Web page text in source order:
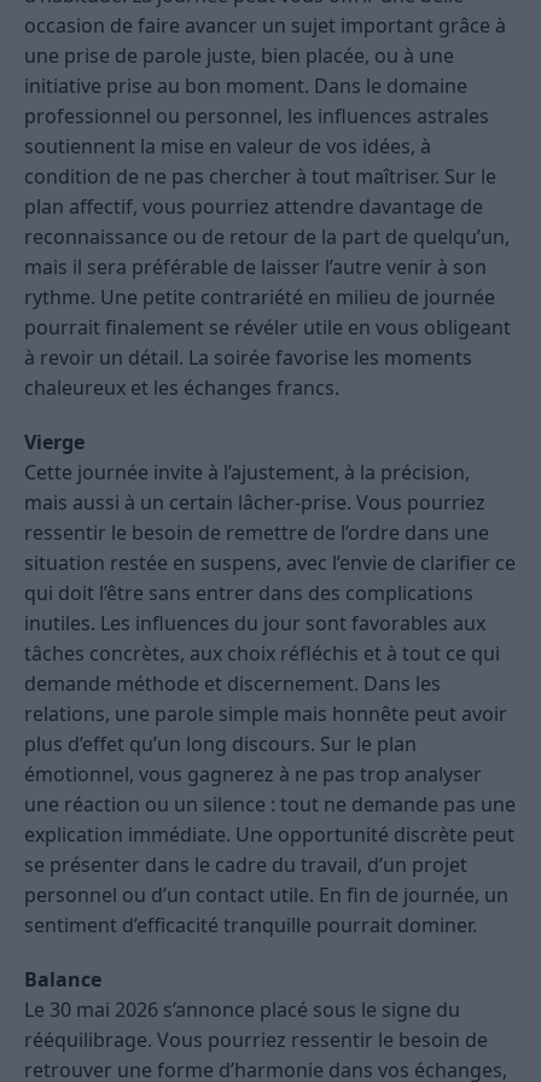
occasion de faire avancer un sujet important grâce à
une prise de parole juste, bien placée, ou à une
initiative prise au bon moment. Dans le domaine
professionnel ou personnel, les influences astrales
soutiennent la mise en valeur de vos idées, à
condition de ne pas chercher à tout maîtriser. Sur le
plan affectif, vous pourriez attendre davantage de
reconnaissance ou de retour de la part de quelqu’un,
mais il sera préférable de laisser l’autre venir à son
rythme. Une petite contrariété en milieu de journée
pourrait finalement se révéler utile en vous obligeant
à revoir un détail. La soirée favorise les moments
chaleureux et les échanges francs.
Vierge
Cette journée invite à l’ajustement, à la précision,
mais aussi à un certain lâcher-prise. Vous pourriez
ressentir le besoin de remettre de l’ordre dans une
situation restée en suspens, avec l’envie de clarifier ce
qui doit l’être sans entrer dans des complications
inutiles. Les influences du jour sont favorables aux
tâches concrètes, aux choix réfléchis et à tout ce qui
demande méthode et discernement. Dans les
relations, une parole simple mais honnête peut avoir
plus d’effet qu’un long discours. Sur le plan
émotionnel, vous gagnerez à ne pas trop analyser
une réaction ou un silence : tout ne demande pas une
explication immédiate. Une opportunité discrète peut
se présenter dans le cadre du travail, d’un projet
personnel ou d’un contact utile. En fin de journée, un
sentiment d’efficacité tranquille pourrait dominer.
Balance
Le 30 mai 2026 s’annonce placé sous le signe du
rééquilibrage. Vous pourriez ressentir le besoin de
retrouver une forme d’harmonie dans vos échanges,